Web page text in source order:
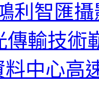
利智匯
傳輸技術
中心高